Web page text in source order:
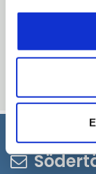
april,
Gustafsson,